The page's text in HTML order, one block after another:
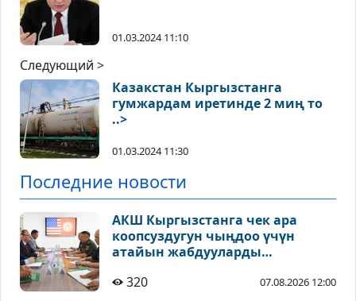
01.03.2024 11:10
Следующий >
Казакстан Кыргызстанга
гумжардам иретинде 2 миң то
..>
01.03.2024 11:30
Последние новости
АКШ Кыргызстанга чек ара
коопсуздугун чыңдоо үчүн
атайын жабдууларды
320
07.08.2026 12:00